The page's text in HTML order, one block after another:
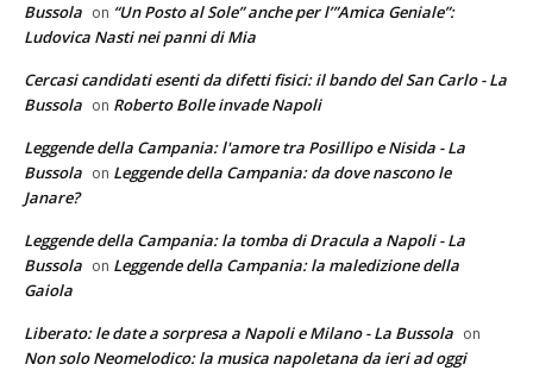
Bussola on “Un Posto al Sole” anche per l’”Amica Geniale”:
Ludovica Nasti nei panni di Mia
Cercasi candidati esenti da difetti fisici: il bando del San Carlo - La
Bussola on Roberto Bolle invade Napoli
Leggende della Campania: l'amore tra Posillipo e Nisida - La
Bussola on Leggende della Campania: da dove nascono le
Janare?
Leggende della Campania: la tomba di Dracula a Napoli - La
Bussola on Leggende della Campania: la maledizione della
Gaiola
Liberato: le date a sorpresa a Napoli e Milano - La Bussola on
Non solo Neomelodico: la musica napoletana da ieri ad oggi